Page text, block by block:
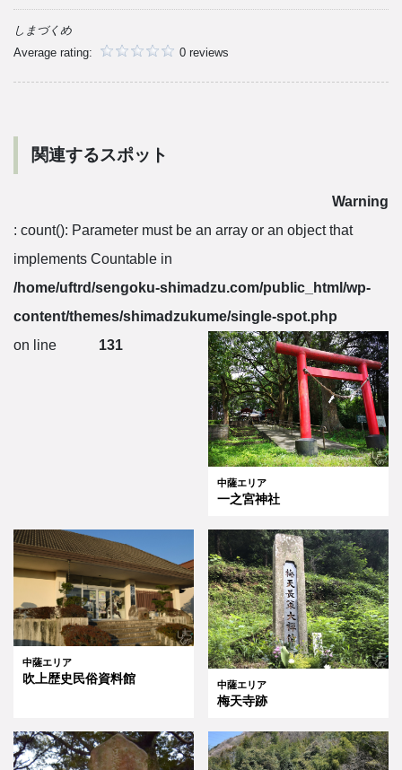
しまづくめ
Average rating:
0 reviews
関連するスポット
Warning
: count(): Parameter must be an array or an object that
implements Countable in
/home/uftrd/sengoku-shimadzu.com/public_html/wp-
content/themes/shimadzukume/single-spot.php
on line
131
中薩エリア
一之宮神社
中薩エリア
吹上歴史民俗資料館 中薩エリア
梅天寺跡